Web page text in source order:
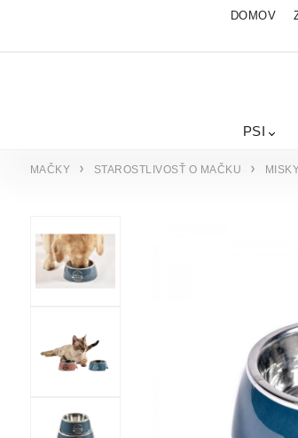
DOMOV
PSI
MAČKY STAROSTLIVOSŤ O MAČKU